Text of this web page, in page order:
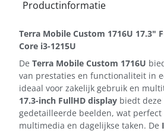
Productinformatie
Terra Mobile Custom 1716U 17.3"
Core i3-1215U
De Terra Mobile Custom 1716U
van prestaties en functionaliteit in
ideaal voor zakelijk gebruik en
17.3-inch FullHD display biedt
gedetailleerde beelden, wat perfect
multimedia en dagelijkse taken. De